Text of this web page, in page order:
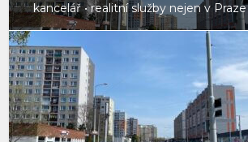
kancelář • realitní služby nejen v Praze